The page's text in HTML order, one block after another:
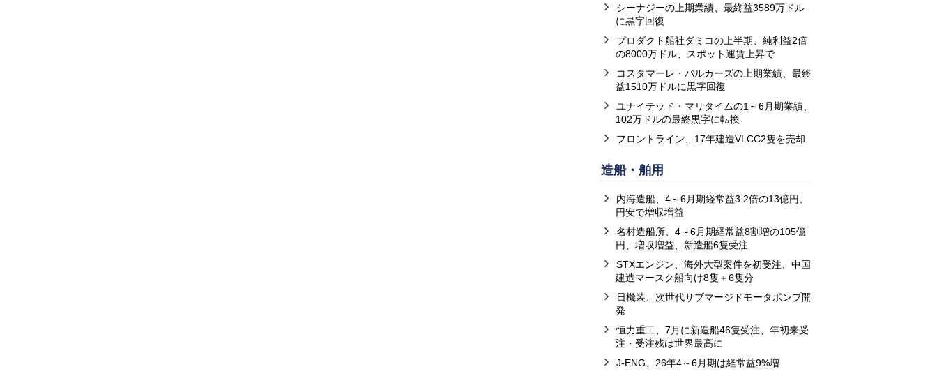
シーナジーの上期業績、最終益3589万ドル
に黒字回復
プロダクト船社ダミコの上半期、純利益2倍
の8000万ドル、スポット運賃上昇で
コスタマーレ・バルカーズの上期業績、最終
益1510万ドルに黒字回復
ユナイテッド・マリタイムの1～6月期業績、
102万ドルの最終黒字に転換
フロントライン、17年建造VLCC2隻を売却
造船・舶用
内海造船、4～6月期経常益3.2倍の13億円、
円安で増収増益
名村造船所、4～6月期経常益8割増の105億
円、増収増益、新造船6隻受注
STXエンジン、海外大型案件を初受注、中国
建造マースク船向け8隻＋6隻分
日機装、次世代サブマージドモータポンプ開
発
恒力重工、7月に新造船46隻受注、年初来受
注・受注残は世界最高に
J-ENG、26年4～6月期は経常益9%増